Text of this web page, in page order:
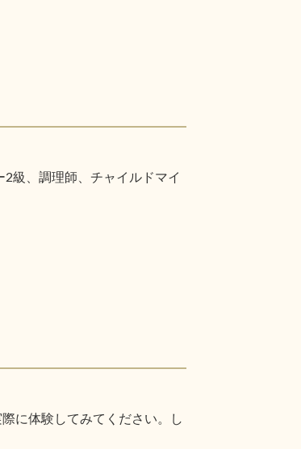
級、調理師、チャイルドマイ
に体験してみてください。し